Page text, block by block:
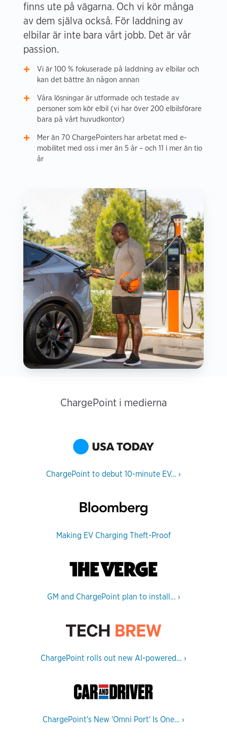
finns ute på vägarna. Och vi kör många
av dem själva också. För laddning av
elbilar är inte bara vårt jobb. Det är vår
passion.
Vi är 100 % fokuserade på laddning av elbilar och
kan det bättre än någon annan
Våra lösningar är utformade och testade av
personer som kör elbil (vi har över 200 elbilsförare
bara på vårt huvudkontor)
Mer än 70 ChargePointers har arbetat med e-
mobilitet med oss i mer än 5 år – och 11 i mer än tio
år
ChargePoint i medierna
ChargePoint to debut 10-minute EV… ›
Making EV Charging Theft-Proof
GM and ChargePoint plan to install… ›
ChargePoint rolls out new AI-powered… ›
ChargePoint's New 'Omni Port' Is One… ›